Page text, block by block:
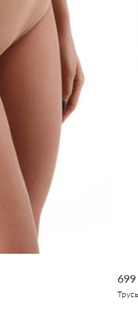
699